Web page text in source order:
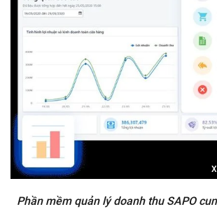
Phần mềm quản lý doanh thu SAPO